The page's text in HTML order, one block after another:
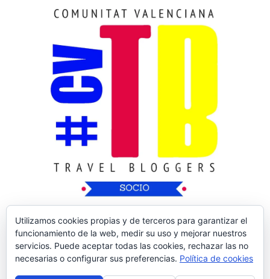
Copyright © 2026Nos Vamos de Rutica| Tema
Utilizamos cookies propias y de terceros para garantizar el
funcionamiento de la web, medir su uso y mejorar nuestros
servicios. Puede aceptar todas las cookies, rechazar las no
necesarias o configurar sus preferencias. Política de cookies